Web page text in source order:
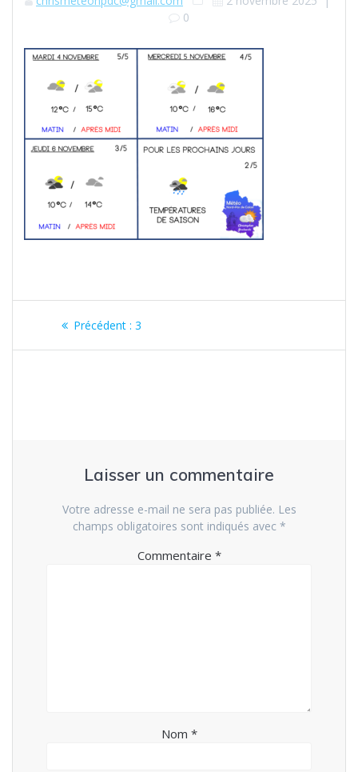
0
Navigation
de
Précédent : Article
3
Laisser un commentaire
Votre adresse e-mail ne sera pas publiée. Les
champs obligatoires sont indiqués avec *
Commentaire *
Nom *